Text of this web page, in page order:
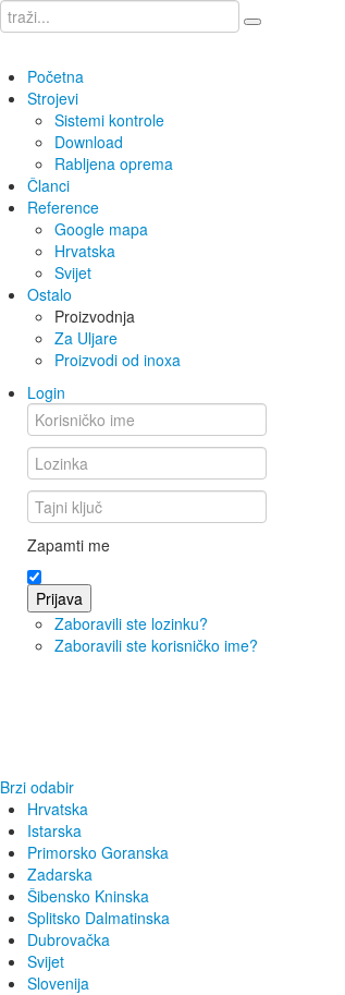
Početna
Strojevi
Sistemi kontrole
Download
Rabljena oprema
Članci
Reference
Google mapa
Hrvatska
Svijet
Ostalo
Proizvodnja
Za Uljare
Proizvodi od inoxa
Login
Zapamti me
Prijava
Zaboravili ste lozinku?
Zaboravili ste korisničko ime?
Brzi odabir
Hrvatska
Istarska
Primorsko Goranska
Zadarska
Šibensko Kninska
Splitsko Dalmatinska
Dubrovačka
Svijet
Slovenija